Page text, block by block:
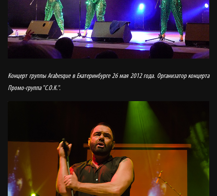
Концерт группы Arabesque в Екатеринбурге 26 мая 2012 года. Организатор концерта
Промо-группа "С.О.К.".